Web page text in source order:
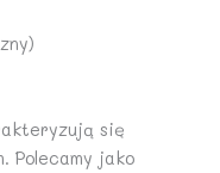
się
Polecamy jako